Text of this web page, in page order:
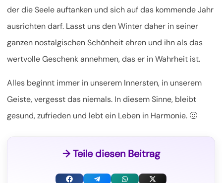
der die Seele auftanken und sich auf das kommende Jahr
ausrichten darf. Lasst uns den Winter daher in seiner
ganzen nostalgischen Schönheit ehren und ihn als das
wertvolle Geschenk annehmen, das er in Wahrheit ist.
Alles beginnt immer in unserem Innersten, in unserem
Geiste, vergesst das niemals. In diesem Sinne, bleibt
gesund, zufrieden und lebt ein Leben in Harmonie. 🙂
→ Teile diesen Beitrag